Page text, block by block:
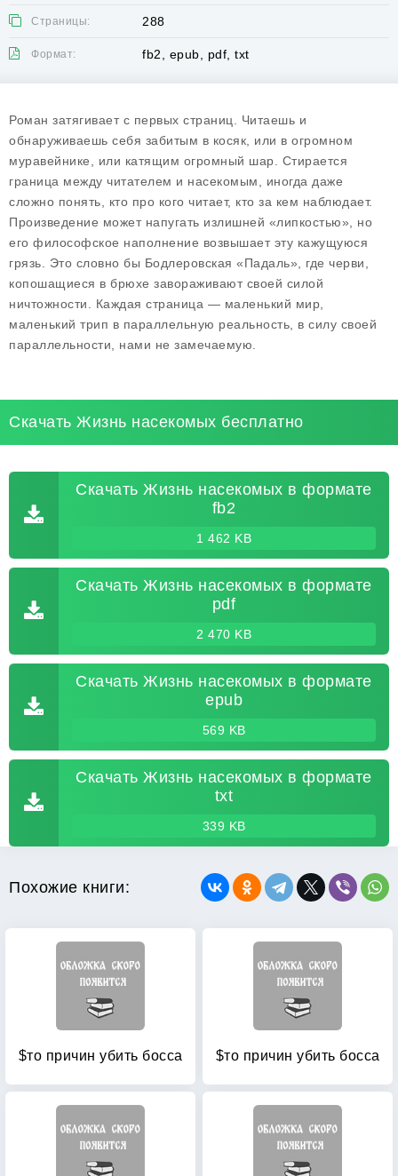
Страницы: 288
Формат: fb2, epub, pdf, txt
Роман затягивает с первых страниц. Читаешь и
обнаруживаешь себя забитым в косяк, или в огромном
муравейнике, или катящим огромный шар. Стирается
граница между читателем и насекомым, иногда даже
сложно понять, кто про кого читает, кто за кем наблюдает.
Произведение может напугать излишней «липкостью», но
его философское наполнение возвышает эту кажущуюся
грязь. Это словно бы Бодлеровская «Падаль», где черви,
копошащиеся в брюхе завораживают своей силой
ничтожности. Каждая страница — маленький мир,
маленький трип в параллельную реальность, в силу своей
параллельности, нами не замечаемую.
Скачать Жизнь насекомых бесплатно
Скачать Жизнь насекомых в формате
fb2
1 462 KB
Скачать Жизнь насекомых в формате
pdf
2 470 KB
Скачать Жизнь насекомых в формате
epub
569 KB
Скачать Жизнь насекомых в формате
txt
339 KB
Похожие книги:
$то причин убить босса $то причин убить босса